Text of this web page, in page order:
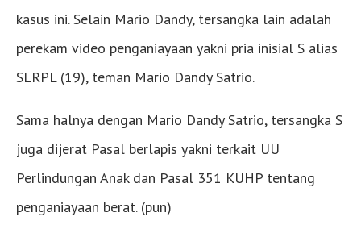
kasus ini. Selain Mario Dandy, tersangka lain adalah
perekam video penganiayaan yakni pria inisial S alias
SLRPL (19), teman Mario Dandy Satrio.
Sama halnya dengan Mario Dandy Satrio, tersangka S
juga dijerat Pasal berlapis yakni terkait UU
Perlindungan Anak dan Pasal 351 KUHP tentang
penganiayaan berat. (pun)